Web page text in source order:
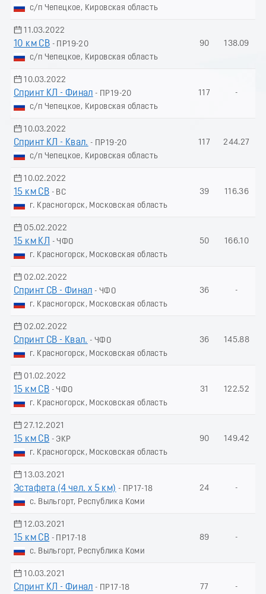
с/п Чепецкое, Кировская область
11.03.2022
10 км СВ - ПР19-20
с/п Чепецкое, Кировская область
90 138.09
10.03.2022
Спринт КЛ - Финал - ПР19-20
с/п Чепецкое, Кировская область
117 -
10.03.2022
Спринт КЛ - Квал. - ПР19-20
с/п Чепецкое, Кировская область
117 244.27
10.02.2022
15 км СВ - ВС
г. Красногорск, Московская область
39 116.36
05.02.2022
15 км КЛ
- ЧФО
г. Красногорск, Московская область
50 166.10
02.02.2022
Спринт СВ - Финал - ЧФО
г. Красногорск, Московская область
36 -
02.02.2022
Спринт СВ - Квал. - ЧФО
г. Красногорск, Московская область
36 145.88
01.02.2022
15 км СВ - ЧФО
г. Красногорск, Московская область
31 122.52
27.12.2021
15 км СВ - ЭКР
г. Красногорск, Московская область
90 149.42
13.03.2021
Эстафета (4 чел. х 5 км) - ПР17-18
с. Выльгорт, Республика Коми
24 -
12.03.2021
15 км СВ - ПР17-18
с. Выльгорт, Республика Коми
89 -
10.03.2021
Спринт КЛ - Финал - ПР17-18 77 -